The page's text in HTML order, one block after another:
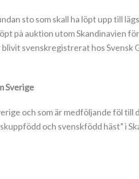
sto som skall ha löpt upp till
pà auktion utom Skandinavien
svenskregistrerat hos Svensk
Sverige
och som är medföljande föl till
och svenskfödd häst” i